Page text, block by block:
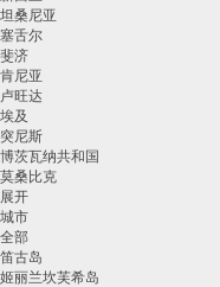
坦桑尼亚
塞舌尔
斐济
肯尼亚
卢旺达
埃及
突尼斯
博茨瓦纳共和国
莫桑比克
展开
城市
全部
笛古岛
姬丽兰坎芙希岛